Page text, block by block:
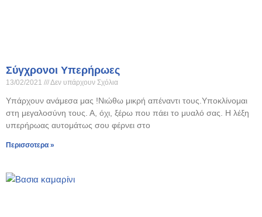
Σύγχρονοι Υπερήρωες
13/02/2021 Δεν υπάρχουν Σχόλια
Υπάρχουν ανάμεσα μας !Νιώθω μικρή απέναντι τους.Υποκλίνομαι
στη μεγαλοσύνη τους. Α, όχι, ξέρω που πάει το μυαλό σας. Η λέξη
υπερήρωας αυτομάτως σου φέρνει στο
Περισσοτερα »